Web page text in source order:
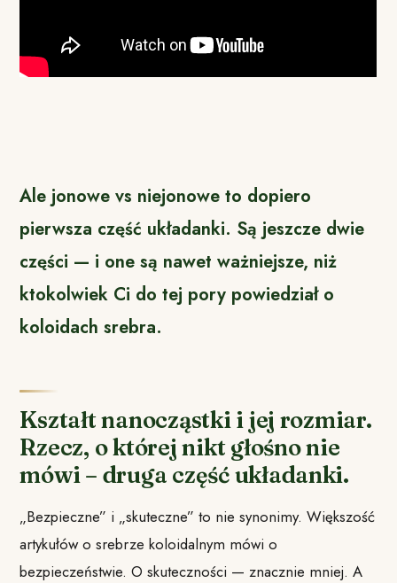
Ale jonowe vs niejonowe to dopiero
pierwsza część układanki. Są jeszcze dwie
części — i one są nawet ważniejsze, niż
ktokolwiek Ci do tej pory powiedział o
koloidach srebra.
Kształt nanocząstki i jej rozmiar.
Rzecz, o której nikt głośno nie
mówi – druga część układanki.
„Bezpieczne” i „skuteczne” to nie synonimy. Większość
artykułów o srebrze koloidalnym mówi o
bezpieczeństwie. O skuteczności — znacznie mniej. A